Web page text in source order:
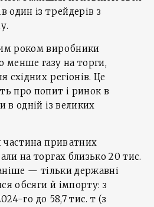
один із трейдерів з
роком виробники
менше газу на торги,
східних регіонів. Це
про попит і ринок в
в одній із великих
частина приватних
на торгах близько 20 тис.
— тільки державні
обсяги й імпорту: з
го до 58,7 тис. т (з